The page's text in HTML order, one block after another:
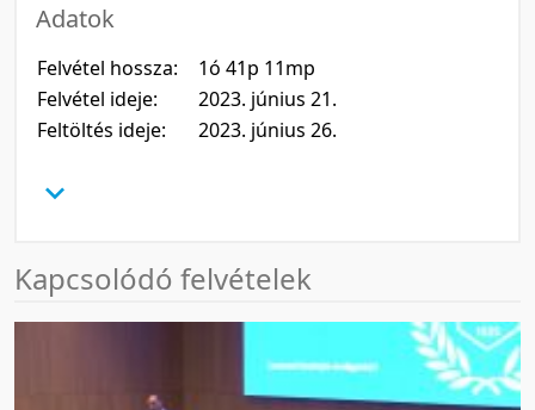
Adatok
Felvétel hossza:
1ó 41p 11mp
Felvétel ideje:
2023. június 21.
Feltöltés ideje:
2023. június 26.
Kapcsolódó felvételek